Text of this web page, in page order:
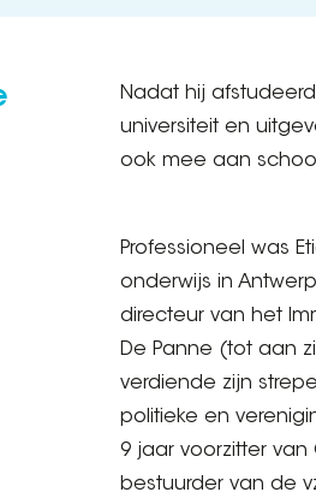
Nadat hij
universiteit en
ook mee aan
Professioneel was
onderwijs in
directeur van het
De Panne (tot aan
verdiende zijn
politieke en
9 jaar voorzitter van
bestuurder van de